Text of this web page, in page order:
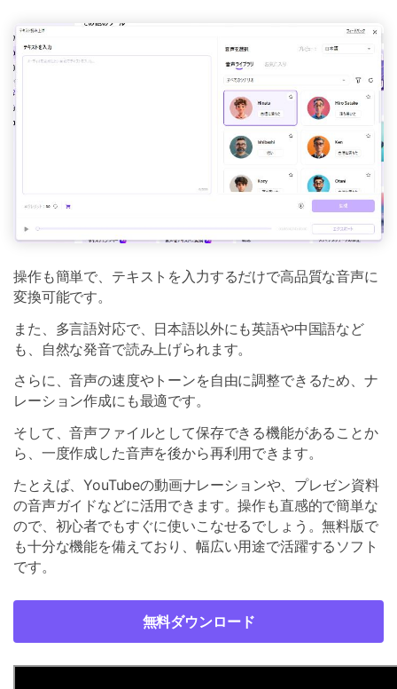
操作も簡単で、テキストを入力するだけで高品質な音声に
変換可能です。
また、多言語対応で、日本語以外にも英語や中国語など
も、自然な発音で読み上げられます。
さらに、音声の速度やトーンを自由に調整できるため、ナ
レーション作成にも最適です。
そして、音声ファイルとして保存できる機能があることか
ら、一度作成した音声を後から再利用できます。
たとえば、YouTubeの動画ナレーションや、プレゼン資料
の音声ガイドなどに活用できます。操作も直感的で簡単な
ので、初心者でもすぐに使いこなせるでしょう。無料版で
も十分な機能を備えており、幅広い用途で活躍するソフト
です。
無料ダウンロード